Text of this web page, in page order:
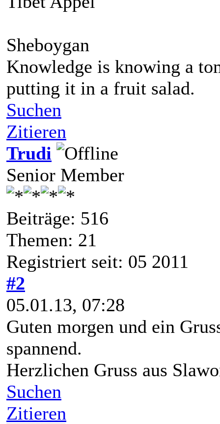
Sheboygan
Knowledge is knowing a
putting it in a fruit salad.
Suchen
Zitieren
Trudi
Senior Member
Beiträge: 516
Themen: 21
Registriert seit: 05 2011
#2
05.01.13, 07:28
Guten morgen und ein
spannend.
Herzlichen Gruss aus
Suchen
Zitieren